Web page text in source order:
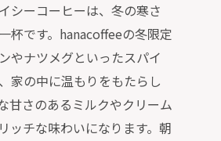
シーコーヒーは、冬の寒さ
杯です。hanacoffeeの冬限定
やナツメグといったスパイ
家の中に温もりをもたらし
甘さのあるミルクやクリーム
ッチな味わいになります。朝